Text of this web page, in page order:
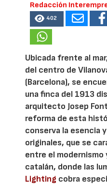
Redacción
402
Ubicada frente al
del centro de
(Barcelona), se
una finca del 1913
arquitecto Josep
reforma de esta
conserva la esencia
originales, que se
entre el
catalán, donde las
Lighting cobra